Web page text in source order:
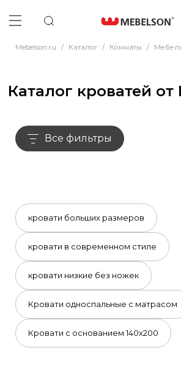
Mebelson.ru / Каталог / Комнаты /
Каталог кроватей
Все фильтры
кровати больших размеров
кровати в современном стиле
кровати низкие без ножек
Кровати односпальные с матрасом
Кровати с основанием 140х200